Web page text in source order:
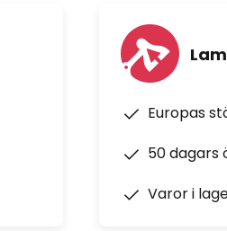
Europas
50 dagars
Varor i